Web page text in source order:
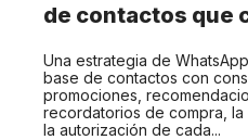
de contactos que
Una estrategia de
base de contactos con
promociones,
recordatorios de compra,
la autorización de cada...